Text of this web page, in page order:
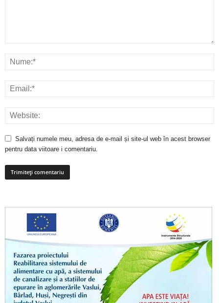
Salvați numele meu, adresa de e-mail și site-ul web în acest browser
pentru data viitoare i comentariu.